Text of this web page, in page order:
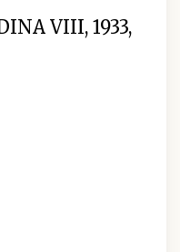
VIII, 1933,